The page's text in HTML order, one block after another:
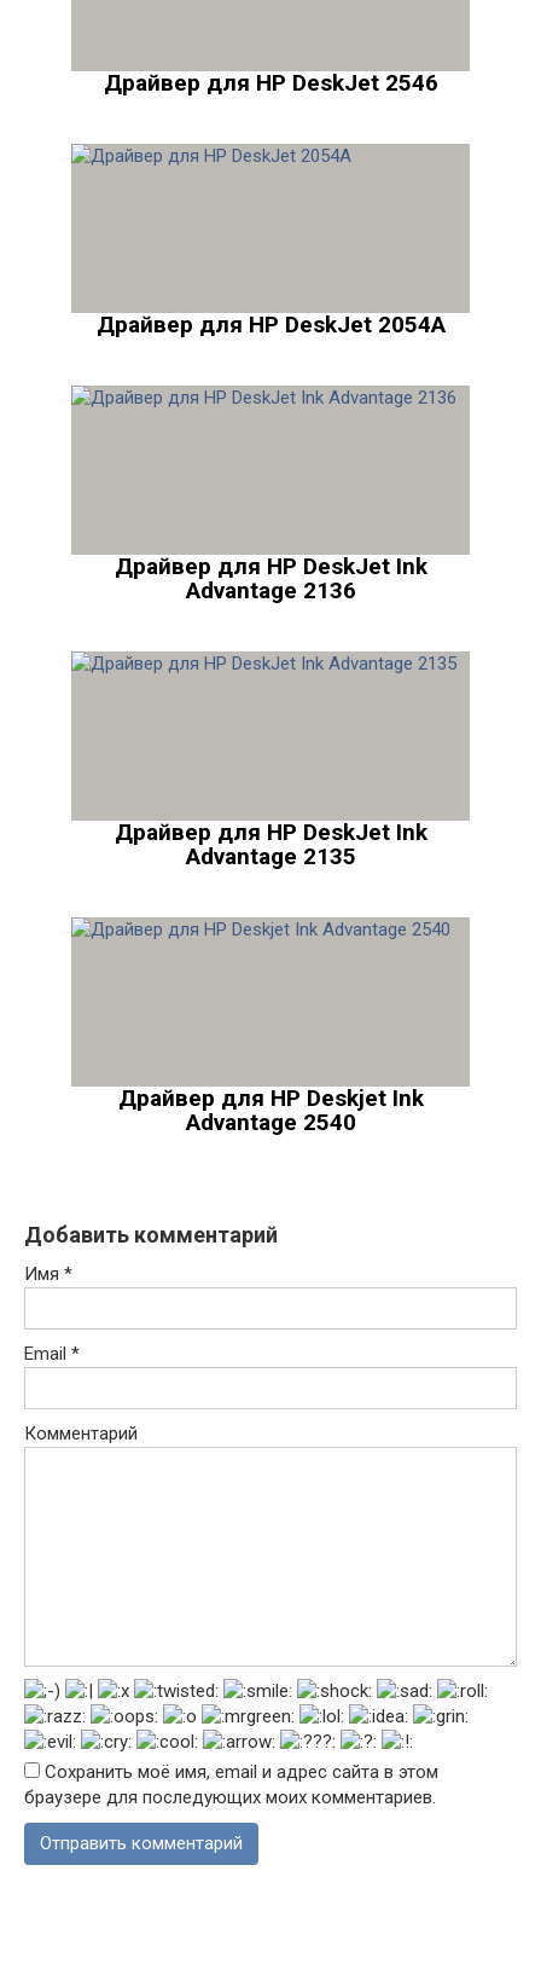
Драйвер для HP DeskJet 2546
Драйвер для HP DeskJet 2054A
Драйвер для HP DeskJet Ink
Advantage 2136
Драйвер для HP DeskJet Ink
Advantage 2135
Драйвер для HP Deskjet Ink
Advantage 2540
Добавить комментарий
Имя *
Email *
Комментарий
Сохранить моё имя, email и адрес сайта в этом
браузере для последующих моих комментариев.